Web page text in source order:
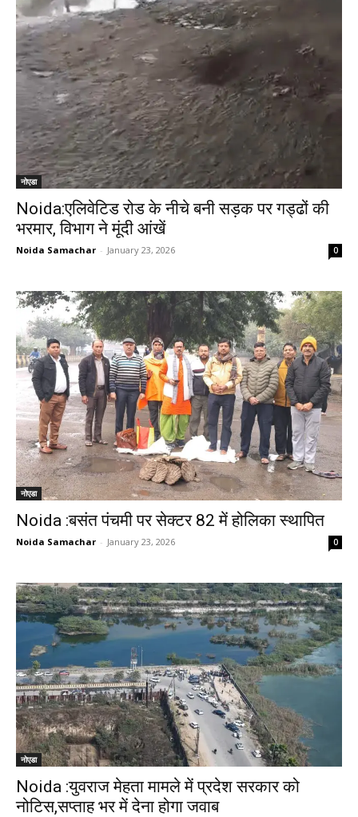
नोएडा
Noida:एलिवेटिड रोड के नीचे बनी सड़क पर गड्ढों की
भरमार, विभाग ने मूंदी आंखें
Noida Samachar - January 23, 2026 0
नोएडा
Noida :बसंत पंचमी पर सेक्टर 82 में होलिका स्थापित
Noida Samachar - January 23, 2026 0
नोएडा
Noida :युवराज मेहता मामले में प्रदेश सरकार को
नोटिस,सप्ताह भर में देना होगा जवाब